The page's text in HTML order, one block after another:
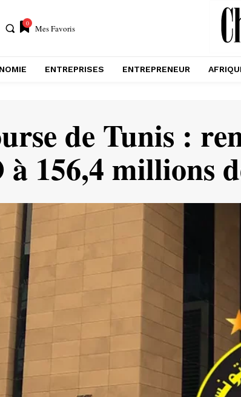
0 Mes Favoris
ENTREPRISES ENTREPRENEUR
de Tunis :
à 156,4 millions